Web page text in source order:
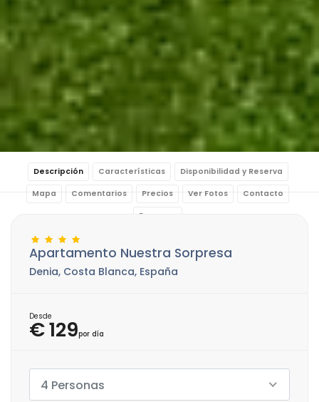
Descripción Características Disponibilidad y Reserva
Mapa Comentarios Precios Ver Fotos Contacto
Reservar
Apartamento Nuestra Sorpresa
Denia, Costa Blanca, España
Desde
€ 129por día
4 Personas